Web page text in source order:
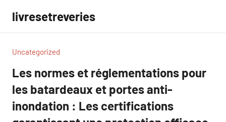
contenu
livresetreveries
Uncategorized
Les normes et réglementations pour
les batardeaux et portes anti-
inondation : Les certifications